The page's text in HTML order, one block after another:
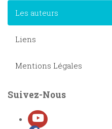
Les auteurs
Liens
Mentions Légales
Suivez-Nous